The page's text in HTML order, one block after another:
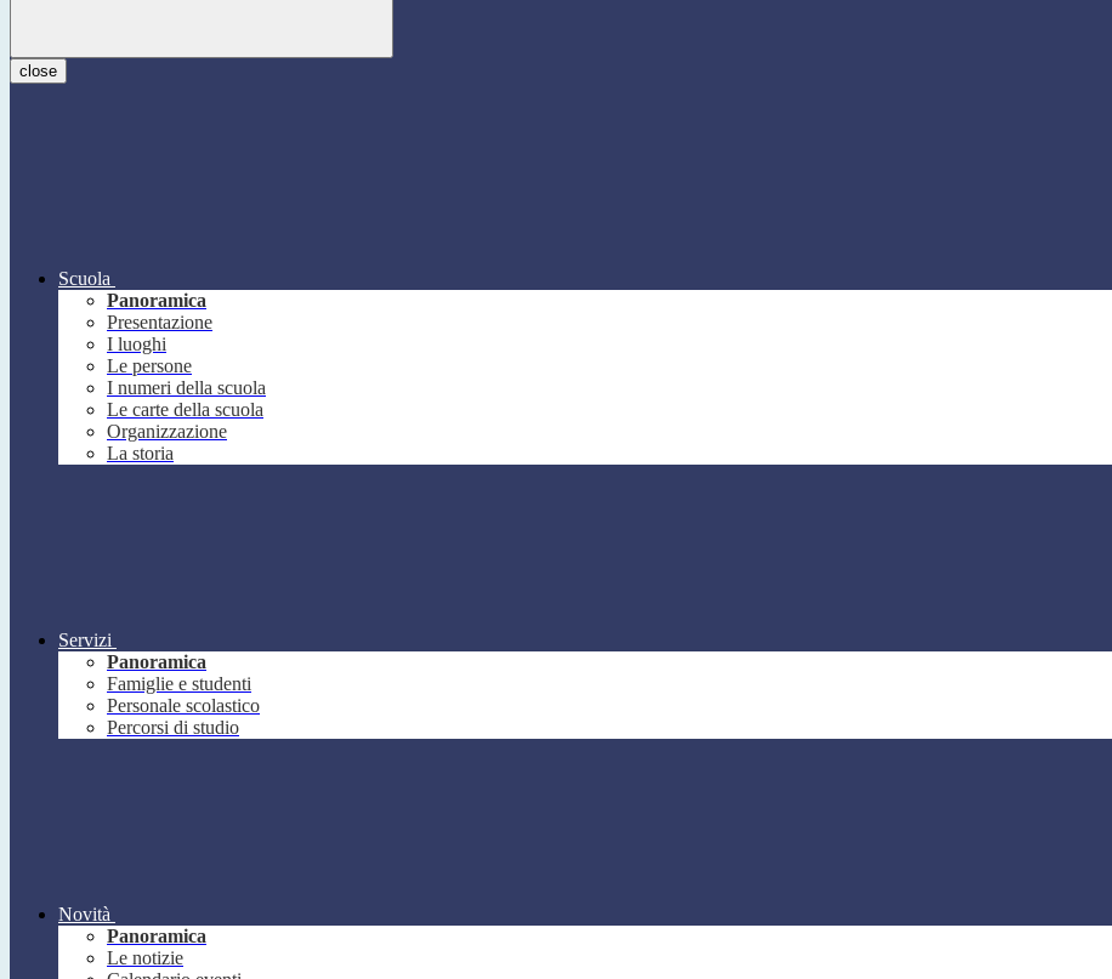
close
Scuola
Panoramica
Presentazione
I luoghi
Le persone
I numeri della scuola
Le carte della scuola
Organizzazione
La storia
Servizi
Panoramica
Famiglie e studenti
Personale scolastico
Percorsi di studio
Novità
Panoramica
Le notizie